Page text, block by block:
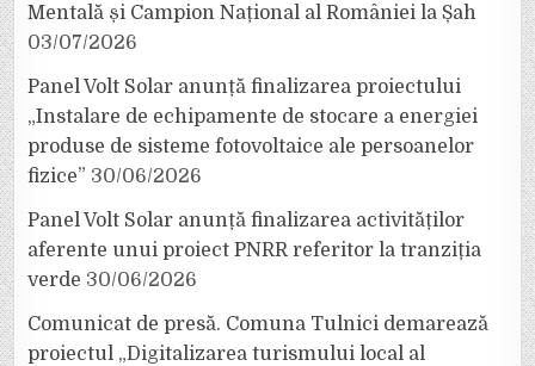
Mentală și Campion Național al României la Șah
03/07/2026
Panel Volt Solar anunță finalizarea proiectului
„Instalare de echipamente de stocare a energiei
produse de sisteme fotovoltaice ale persoanelor
fizice” 30/06/2026
Panel Volt Solar anunță finalizarea activităților
aferente unui proiect PNRR referitor la tranziția
verde 30/06/2026
Comunicat de presă. Comuna Tulnici demarează
proiectul „Digitalizarea turismului local al